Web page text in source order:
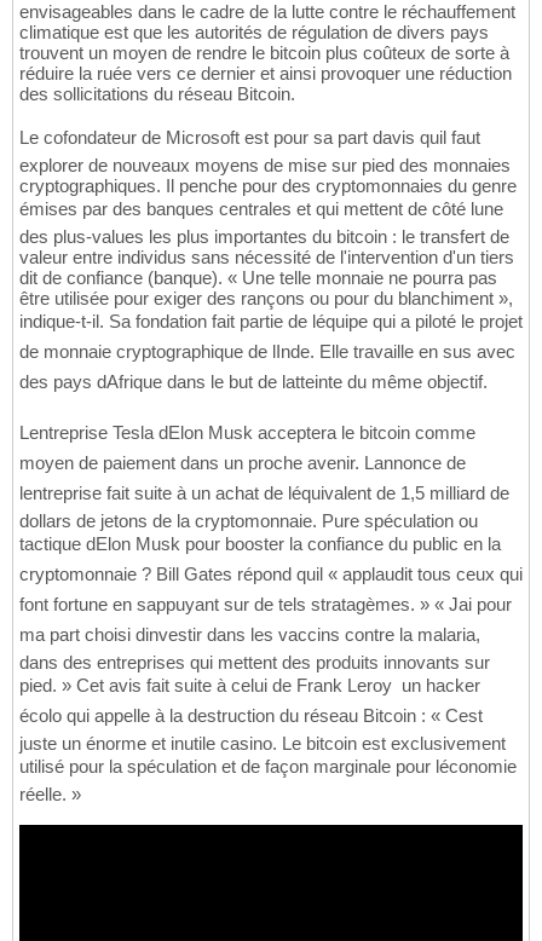
envisageables dans le cadre de la lutte contre le réchauffement
climatique est que les autorités de régulation de divers pays
trouvent un moyen de rendre le bitcoin plus coûteux de sorte à
réduire la ruée vers ce dernier et ainsi provoquer une réduction
des sollicitations du réseau Bitcoin.
Le cofondateur de Microsoft est pour sa part davis quil faut
explorer de nouveaux moyens de mise sur pied des monnaies
cryptographiques. Il penche pour des cryptomonnaies du genre
émises par des banques centrales et qui mettent de côté lune
des plus-values les plus importantes du bitcoin : le transfert de
valeur entre individus sans nécessité de l'intervention d'un tiers
dit de confiance (banque). « Une telle monnaie ne pourra pas
être utilisée pour exiger des rançons ou pour du blanchiment »,
indique-t-il. Sa fondation fait partie de léquipe qui a piloté le projet
de monnaie cryptographique de lInde. Elle travaille en sus avec
des pays dAfrique dans le but de latteinte du même objectif.
Lentreprise Tesla dElon Musk acceptera le bitcoin comme
moyen de paiement dans un proche avenir. Lannonce de
lentreprise fait suite à un achat de léquivalent de 1,5 milliard de
dollars de jetons de la cryptomonnaie. Pure spéculation ou
tactique dElon Musk pour booster la confiance du public en la
cryptomonnaie ? Bill Gates répond quil « applaudit tous ceux qui
font fortune en sappuyant sur de tels stratagèmes. » « Jai pour
ma part choisi dinvestir dans les vaccins contre la malaria,
dans des entreprises qui mettent des produits innovants sur
pied. » Cet avis fait suite à celui de Frank Leroy  un hacker
écolo qui appelle à la destruction du réseau Bitcoin : « Cest
juste un énorme et inutile casino. Le bitcoin est exclusivement
utilisé pour la spéculation et de façon marginale pour léconomie
réelle. »